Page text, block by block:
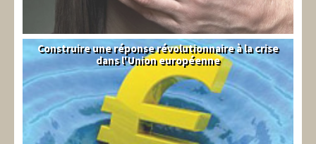
Syndical
Construire une réponse révolutionnaire à la crise
dans l'Union européenne